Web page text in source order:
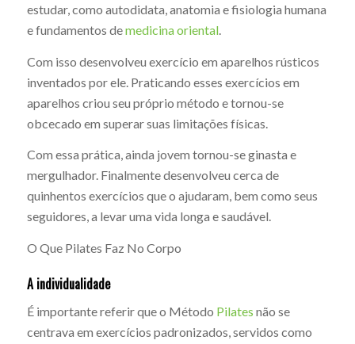
estudar, como autodidata, anatomia e fisiologia humana
e fundamentos demedicina oriental.
Com isso desenvolveu exercício em aparelhos rústicos
inventados por ele. Praticando esses exercícios em
aparelhos criou seu próprio método e tornou-se
obcecado em superar suas limitações físicas.
Com essa prática, ainda jovem tornou-se ginasta e
mergulhador. Finalmente desenvolveu cerca de
quinhentos exercícios que o ajudaram, bem como seus
seguidores, a levar uma vida longa e saudável.
O Que Pilates Faz No Corpo
A individualidade
É importante referir que o Método Pilates não se
centrava em exercícios padronizados, servidos como